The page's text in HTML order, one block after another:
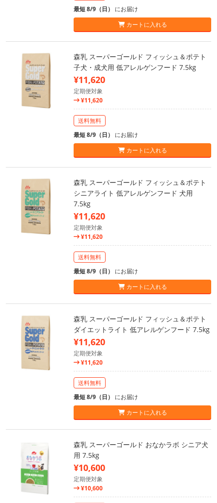
最短 8/9（日） にお届け
カートに入れる
森乳 スーパーゴールド フィッシュ＆ポテト
子犬・成犬用 低アレルゲンフード 7.5kg
¥11,620
定期便対象
¥11,620
送料無料
最短 8/9（日） にお届け
カートに入れる
森乳 スーパーゴールド フィッシュ＆ポテト
シニアライト 低アレルゲンフード 犬用
7.5kg
¥11,620
定期便対象
¥11,620
送料無料
最短 8/9（日） にお届け
カートに入れる
森乳 スーパーゴールド フィッシュ＆ポテト
ダイエットライト 低アレルゲンフード 7.5kg
¥11,620
定期便対象
¥11,620
送料無料
最短 8/9（日） にお届け
カートに入れる
森乳 スーパーゴールド おなかラボ シニア犬
用 7.5kg
¥10,600
定期便対象
¥10,600